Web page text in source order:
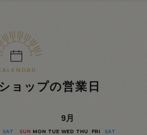
ョップの営業日
SAT
9月
SUN MON TUE WED THU FRI SAT